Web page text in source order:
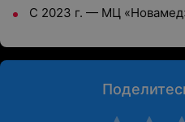
С 2023 г. — МЦ